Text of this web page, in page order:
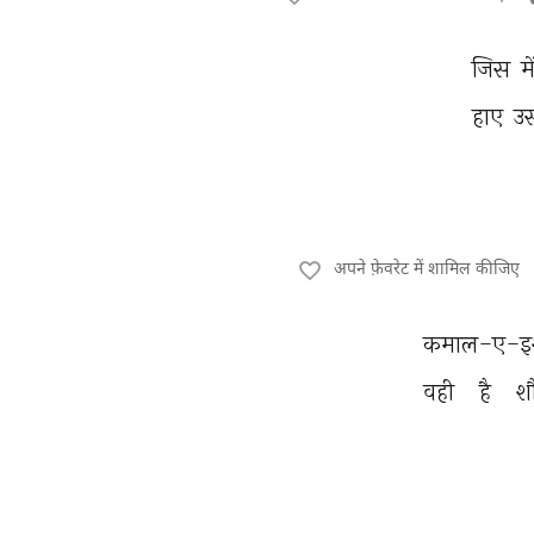
जिस
हाए
अपने फ़ेवरेट में शामिल कीजिए
कमाल-ए-
वही
है